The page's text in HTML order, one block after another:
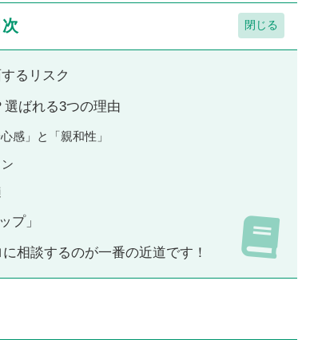
次
るリスク
ばれる3つの理由
感」と「親和性」
プ」
相談するのが一番の近道です！